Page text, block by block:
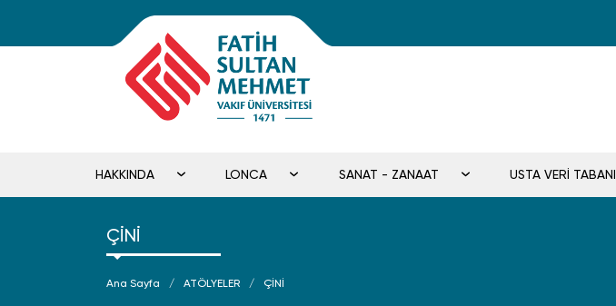
HAKKINDA LONCA SANAT - ZANAAT USTA VERİ TABANI
ÇİNİ
Ana Sayfa ATÖLYELER ÇİNİ